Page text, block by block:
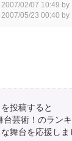
02/07 10:49 by
05/23 00:40 by
投稿すると
台芸術！のラン
舞台を応援しま